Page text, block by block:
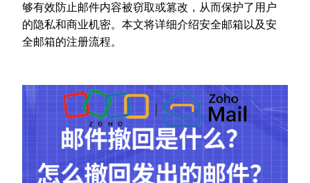
够有效防止邮件内容被窃取或篡改，从而保护了用户
的隐私和商业机密。本文将详细介绍安全邮箱以及安
全邮箱的注册流程。